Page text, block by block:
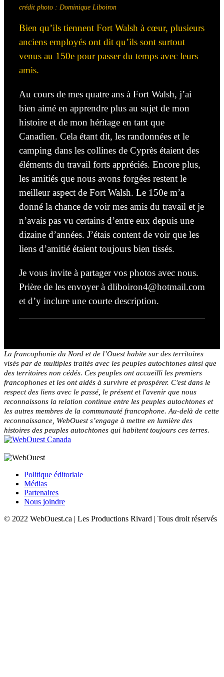
crédit photo : Dominique Liboiron
Bien qu’ils tiennent Fort Walsh à cœur, plusieurs
anciens employés ont dit qu’ils sont surtout
venus au 150e pour passer du temps avec leurs
amis.
Au cours de mes quatre ans à Fort Walsh, j’ai
bien aimé en apprendre plus au sujet de mon
histoire et de mon héritage en tant que
Canadien. Cela étant dit, les randonnées et le
camping dans les collines de Cyprès étaient des
éléments du travail forts appréciés. Encore plus,
les amitiés que nous avons forgées restent le
meilleur aspect de Fort Walsh. Le 150e m’a
donné la chance de voir mes amis du travail et je
n’avais pas vu certains d’entre eux depuis une
dizaine d’années. J’étais content de voir que les
liens d’amitié étaient toujours bien tissés.
Je vous invite à partager vos photos avec nous.
Prière de les envoyer à dliboiron4@hotmail.com
et d’y inclure une courte description.
La francophonie du Nord et de l’Ouest habite sur des territoires
visés par de multiples traités avec les peuples autochtones ainsi que
des territoires non cédés. Ces peuples ont accueilli les premiers
francophones et les ont aidés à survivre et prospérer. C'est dans le
respect des liens avec le passé, le présent et l'avenir que nous
reconnaissons la relation continue entre les peuples autochtones et
les autres membres de la communauté francophone. Au-delà de cette
reconnaissance, WebOuest s’engage à mettre en lumière des
histoires des peuples autochtones qui habitent toujours ces terres.
Politique éditoriale
Médias
Partenaires
Nous joindre
© 2022 WebOuest.ca | Les Productions Rivard | Tous droit réservés